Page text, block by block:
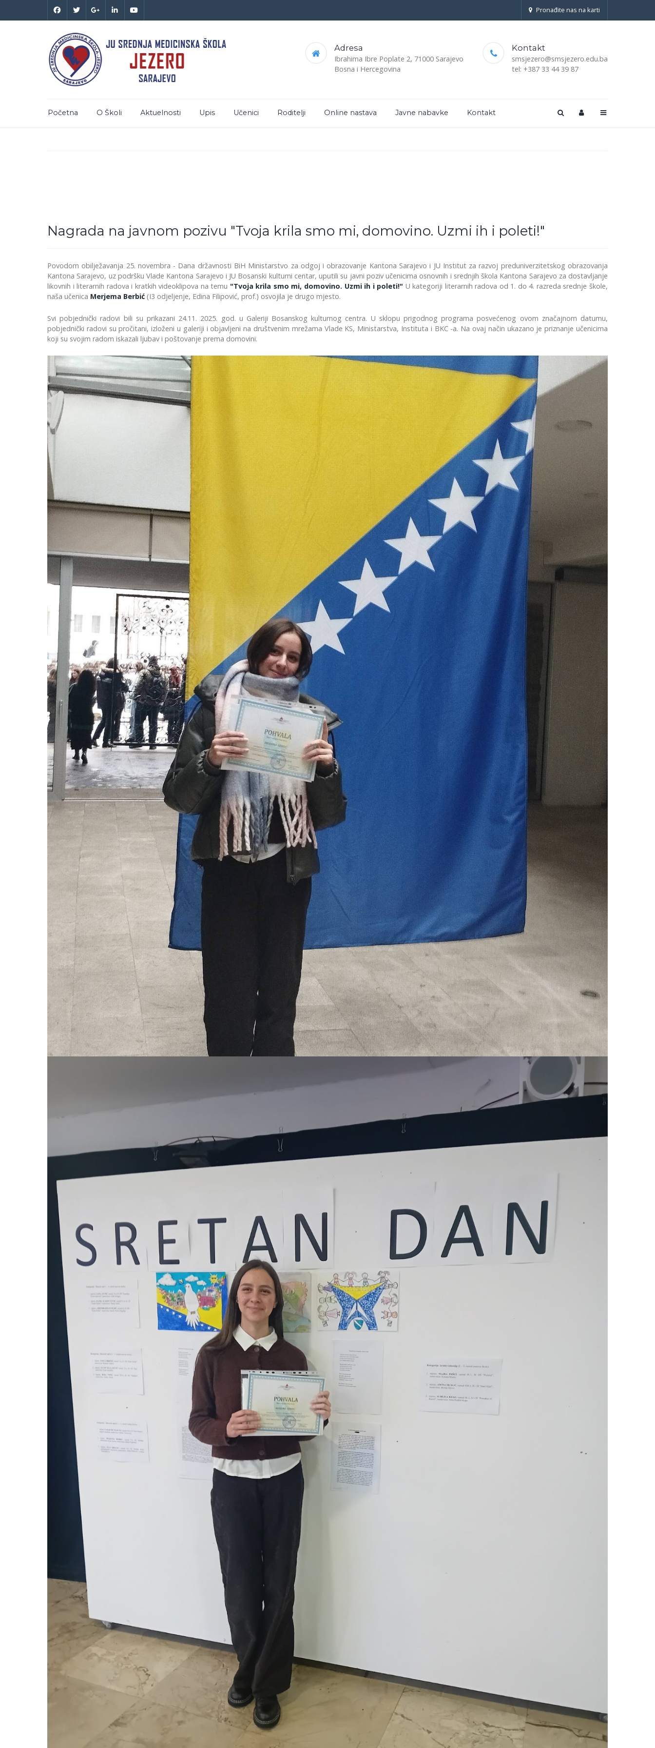
Pronađite nas na karti
Adresa
Ibrahima Ibre Poplate 2, 71000 Sarajevo
Bosna i Hercegovina
Kontakt
smsjezero@smsjezero.edu.ba
tel: +387 33 44 39 87
Početna O Školi Aktuelnosti Upis Učenici Roditelji Online nastava Javne nabavke Kontakt
Nagrada na javnom pozivu "Tvoja krila smo mi, domovino. Uzmi ih i poleti!"
Povodom obilježavanja 25. novembra - Dana državnosti BiH Ministarstvo za odgoj i obrazovanje Kantona Sarajevo i JU Institut za razvoj preduniverzitetskog obrazovanja
Kantona Sarajevo, uz podršku Vlade Kantona Sarajevo i JU Bosanski kulturni centar, uputili su javni poziv učenicima osnovnih i srednjih škola Kantona Sarajevo za dostavljanje
likovnih i literarnih radova i kratkih videoklipova na temu "Tvoja krila smo mi, domovino. Uzmi ih i poleti!" U kategoriji literarnih radova od 1. do 4. razreda srednje škole,
naša učenica Merjema Berbić (I3 odjeljenje, Edina Filipović, prof.) osvojila je drugo mjesto.
Svi pobjednički radovi bili su prikazani 24.11. 2025. god. u Galeriji Bosanskog kulturnog centra. U sklopu prigodnog programa posvećenog ovom značajnom datumu,
pobjednički radovi su pročitani, izloženi u galeriji i objavljeni na društvenim mrežama Vlade KS, Ministarstva, Instituta i BKC -a. Na ovaj način ukazano je priznanje učenicima
koji su svojim radom iskazali ljubav i poštovanje prema domovini.